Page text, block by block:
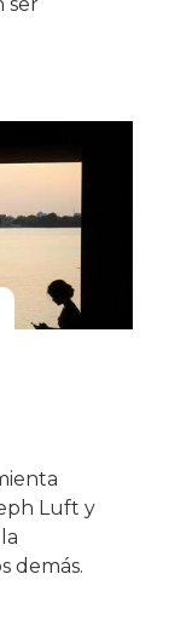
Luft y
demás.